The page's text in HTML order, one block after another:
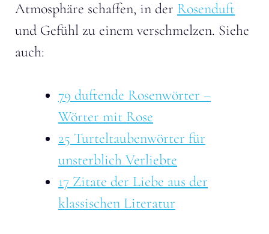
Atmosphäre schaffen, in der Rosenduft
und Gefühl zu einem verschmelzen. Siehe
auch:
79 duftende Rosenwörter –
Wörter mit Rose
25 Turteltaubenwörter für
unsterblich Verliebte
17 Zitate der Liebe aus der
klassischen Literatur